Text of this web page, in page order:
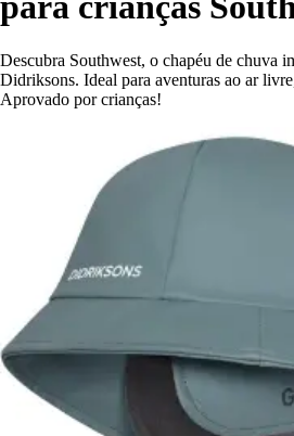
Descubra Southwest, o chapéu de chuva
Didriksons. Ideal para aventuras ao ar
Aprovado por crianças!